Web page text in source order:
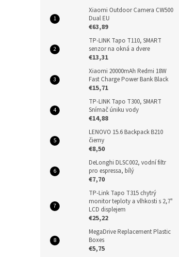
Xiaomi Outdoor Camera CW500
Dual EU
€63,89
TP-LINK Tapo T110, SMART
senzor na okná a dvere
€13,31
Xiaomi 20000mAh Redmi 18W
Fast Charge Power Bank Black
€15,71
TP-LINK Tapo T300, SMART
Snímač úniku vody
€14,88
LENOVO 15.6 Backpack B210
čierny
€8,50
DeLonghi DLSC002, vodní filtr
pro espressa, bílý
€7,70
TP-Link Tapo T315 chytrý
monitor teploty a vlhkosti s 2,7"
LCD displejem
€25,22
MegaDrive Replacement Plastic
Boxes
€5,75